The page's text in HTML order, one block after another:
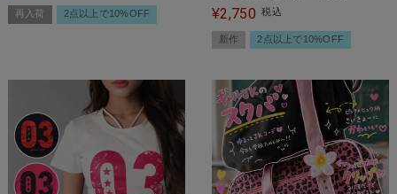
再入荷 2点以上で10%OFF ¥2,750 税込
新作 2点以上で10%OFF